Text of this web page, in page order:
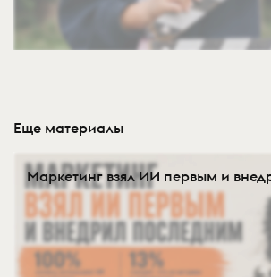
Еще материалы
Маркетинг взял ИИ первым и